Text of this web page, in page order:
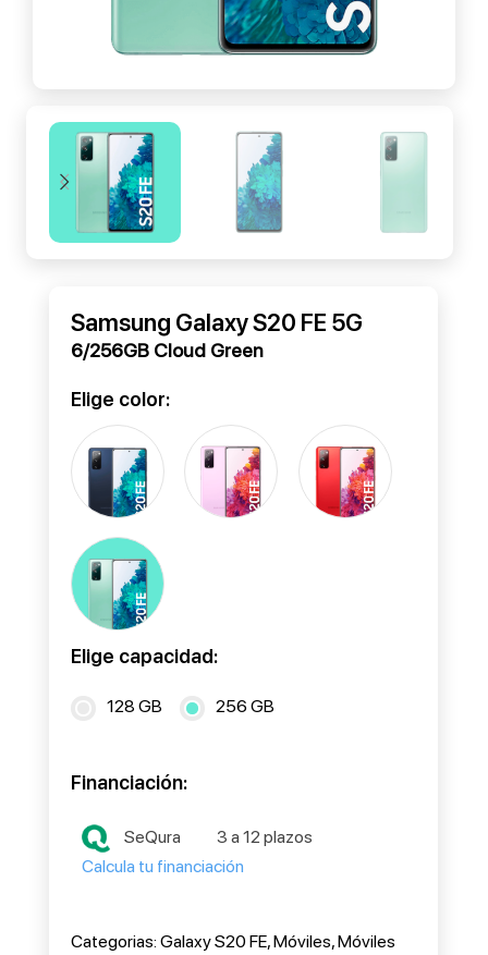
Samsung Galaxy S20 FE 5G
6/256GB Cloud Green
Elige color:
Elige capacidad:
128 GB 256 GB
Financiación:
SeQura
3 a 12 plazos
Calcula tu financiación
Categorias: Galaxy S20 FE,Móviles,Móviles